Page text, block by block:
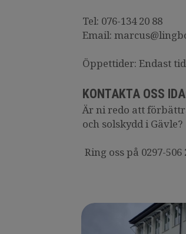
Tel: 076-134 20 88
Email:
Öppettider: Endast
KONTAKTA OSS
Är ni redo att
och solskydd i Gävle?
Ring oss på 0297-506